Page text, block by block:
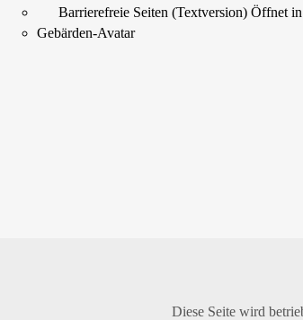
Barrierefreie Seiten (Textversion)Öffnet in
Gebärden-Avatar
Diese Seite wird